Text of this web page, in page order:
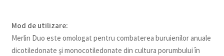
Mod de utilizare:
Merlin Duo este omologat pentru combaterea buruienilor anuale
dicotiledonate şi monocotiledonate din cultura porumbului în